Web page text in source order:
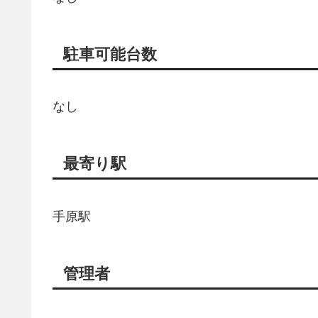
駐車可能台数
なし
最寄り駅
手原駅
管理者